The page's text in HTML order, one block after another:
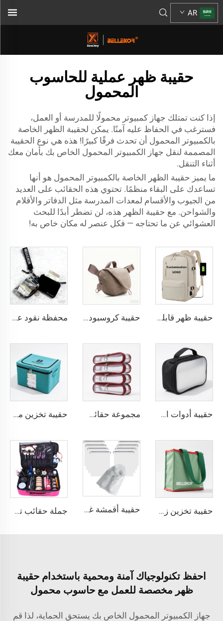
AR
حقيبة ظهر عملية للحاسوب
المحمول
إذا كنت تمتلك جهاز كمبيوتر محمولًا للمدرسة أو العمل،
فسترغب في الحفاظ عليه آمنًا. يمكن لحقيبة الظهر الخاصة
بالكمبيوتر المحمول أن تحدث فرقًا كبيرًا! هذه هي نوع الحقيبة
المصممة لنقل جهاز الكمبيوتر المحمول الخاص بك بأمان معك
أثناء التنقل.
ما يميز حقيبة الظهر الخاصة بالكمبيوتر المحمول هو أنها
تساعدك على البقاء منظمًا. تحتوي هذه الحقائب على العديد
من الجيوب والأقسام لمعدات المدرسة مثل الدفاتر والأقلام
والشواحن. مع حقيبة الظهر هذه، لن تضطر أبدًا للبحث
العشوائي عن ما تحتاجه — فكل عنصر له مكان خاص به!
حقيبة ظهر قابلة للتوسيع مصنوعة من النيلون بسعة كبيرة مضادة للسرقة مخصصة للسفر الجوي تصلح كحقيبة يد تحتوي على مكان للكمبيوتر المحمول للرجال والنساء حقيبة كروسبودي أنيقة بتصميم بسيط من BELLEKOR محفظة نقود عصرية بسحّم من النايلون من BELLEKOR
حقيبة أدوات استحمام بتصميم ثلاثي الطبقات من BELLEKOR مجموعة حقائب مكياج شفافة من قماش شبكي من BELLEKOR حقيبة تخزين ملابس قابلة للطي من BELLEKOR (نمط تنظيم المنزل)
حقيبة تخزين زخرفية لعيد الميلاد من BELLEKOR (نمط تنظيم العطلات) حقيبة أقمشة غير منسوجة مقاومة للماء مطبوعة بالشعار مغلقة بخيط سحب مخصصة لاستخدام المنزل والمكتب وتعبئة الهدايا جملة حقائب تجميل مقاومة للماء ذات غلاف صلب من Eva منظمة السفر حقيبة مستحضرات التجميل الصلبة نيولون صندوق تخزين مستحضرات التجميل الكبير
احفظ تكنولوجياك آمنة ومحمية باستخدام حقيبة
ظهر مخصصة للعمل مع حاسوب محمول
جهاز الكمبيوتر المحمول الخاص بك يستحق الحماية، لذا قم